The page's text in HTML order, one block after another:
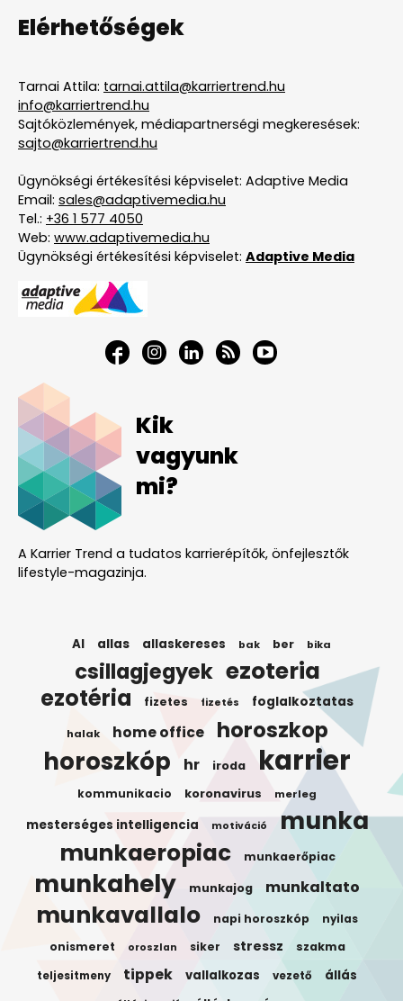
Elérhetőségek
Tarnai Attila: tarnai.attila@karriertrend.hu
info@karriertrend.hu
Sajtóközlemények, médiapartnerségi megkeresések:
sajto@karriertrend.hu
Ügynökségi értékesítési képviselet: Adaptive Media
Email: sales@adaptivemedia.hu
Tel.: +36 1 577 4050
Web: www.adaptivemedia.hu
Ügynökségi értékesítési képviselet: Adaptive Media
Kik
vagyunk
mi?
A Karrier Trend a tudatos karrierépítők, önfejlesztők
lifestyle-magazinja.
AI allas allaskereses bak ber bika
csillagjegyek ezoteria
ezotéria fizetes fizetés foglalkoztatas
halak home office horoszkop
horoszkóp hr iroda karrier
kommunikacio koronavirus merleg
mesterséges intelligencia motiváció munka
munkaeropiac munkaerőpiac
munkahely munkajog munkaltato
munkavallalo napi horoszkóp nyilas
onismeret oroszlan siker stressz szakma
teljesitmeny tippek vallalkozas vezető állás